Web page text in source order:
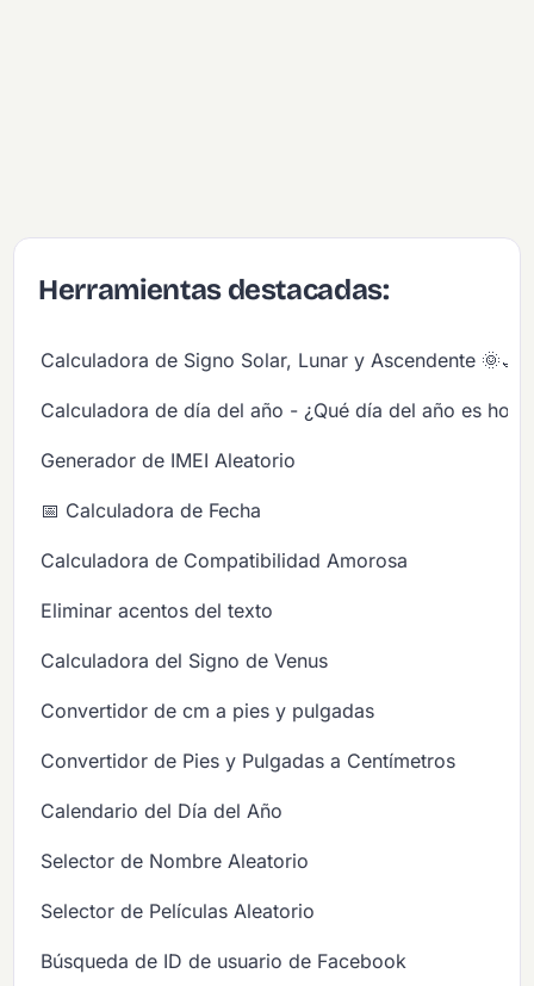
Herramientas destacadas:
Calculadora de Signo Solar, Lunar y Ascendente
Calculadora de día del año - ¿Qué día del año es hoy?
Generador de IMEI Aleatorio
📅 Calculadora de Fecha
Calculadora de Compatibilidad Amorosa
Eliminar acentos del texto
Calculadora del Signo de Venus
Convertidor de cm a pies y pulgadas
Convertidor de Pies y Pulgadas a Centímetros
Calendario del Día del Año
Selector de Nombre Aleatorio
Selector de Películas Aleatorio
Búsqueda de ID de usuario de Facebook